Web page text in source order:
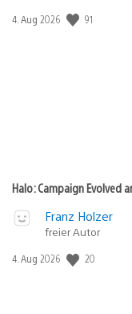
Veröffentlichungsdatum:
4. Aug 2026 91
Halo: Campaign Evolved
Franz Holzer
freier Autor
Veröffentlichungsdatum:
4. Aug 2026 20